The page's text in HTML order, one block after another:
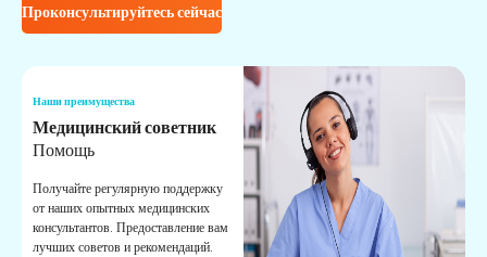
Проконсультируйтесь сейчас
Наши преимущества
Медицинский советник
Помощь
Получайте регулярную поддержку
от наших опытных медицинских
консультантов. Предоставление вам
лучших советов и рекомендаций.